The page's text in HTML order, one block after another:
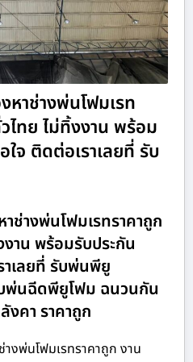
หาช่างพ่นโฟมเรท
ไทย ไม่ทิ้งงาน พร้อม
จ ติดต่อเราเลยที่ รับ
ช่างพ่นโฟมเรทราคาถูก
าน พร้อมรับประกัน
เลยที่ รับพ่นพียู
พ่นฉีดพียูโฟม ฉนวนกัน
คา ราคาถูก
งพ่นโฟมเรทราคาถูก งาน